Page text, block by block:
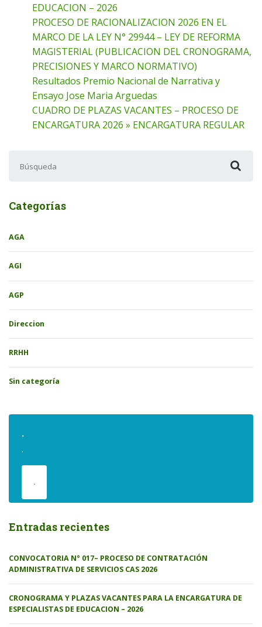
EDUCACION – 2026
PROCESO DE RACIONALIZACION 2026 EN EL
MARCO DE LA LEY N° 29944 – LEY DE REFORMA
MAGISTERIAL (PUBLICACION DEL CRONOGRAMA,
PRECISIONES Y MARCO NORMATIVO)
Resultados Premio Nacional de Narrativa y
Ensayo Jose Maria Arguedas
CUADRO DE PLAZAS VACANTES – PROCESO DE
ENCARGATURA 2026 » ENCARGATURA REGULAR
Categorías
AGA
AGI
AGP
Direccion
RRHH
Sin categoría
.
.
.
Entradas recientes
CONVOCATORIA N° 017– PROCESO DE CONTRATACIÓN
ADMINISTRATIVA DE SERVICIOS CAS 2026
CRONOGRAMA Y PLAZAS VACANTES PARA LA ENCARGATURA DE
ESPECIALISTAS DE EDUCACION – 2026